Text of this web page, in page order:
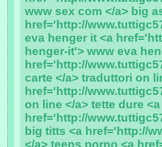
www sex com </a> big
href='http://
eva henger it <a
henger-it'> www eva
href='http://
carte </a> traduttori on
href='http://
on line </a> tette dure <a
href='http://
big titts <a href='http://
</a> teens porno <a